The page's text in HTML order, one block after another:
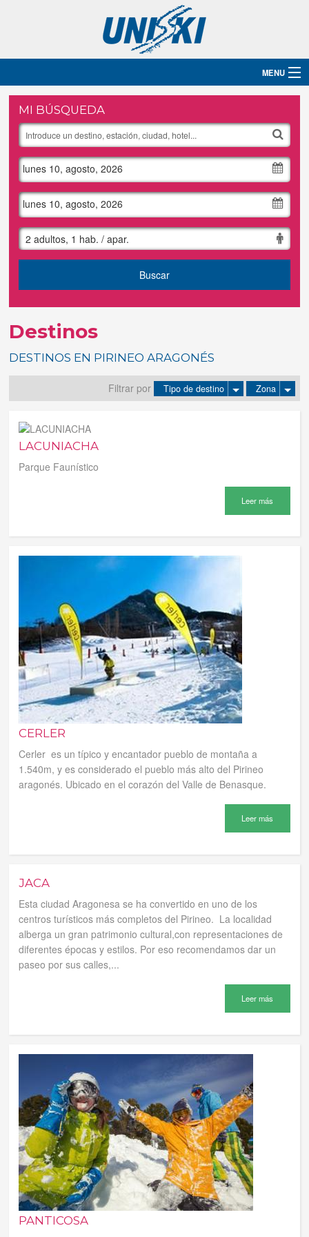
MENU
Inicio
Destinos
Hoteles
Grupos
Contacto
Tus reservas
Inicia sessión
MI BÚSQUEDA
lunes 10, agosto, 2026
lunes 10, agosto, 2026
2 adultos, 1 hab. / apar.
Buscar
Destinos
DESTINOS EN PIRINEO ARAGONÉS
Filtrar por Tipo de destino Zona
LACUNIACHA
Parque Faunístico
Leer más
CERLER
Cerler es un típico y encantador pueblo de montaña a
1.540m, y es considerado el pueblo más alto del Pirineo
aragonés. Ubicado en el corazón del Valle de Benasque.
Leer más
JACA
Esta ciudad Aragonesa se ha convertido en uno de los
centros turísticos más completos del Pirineo. La localidad
alberga un gran patrimonio cultural,con representaciones de
diferentes épocas y estilos. Por eso recomendamos dar un
paseo por sus calles,...
Leer más
PANTICOSA